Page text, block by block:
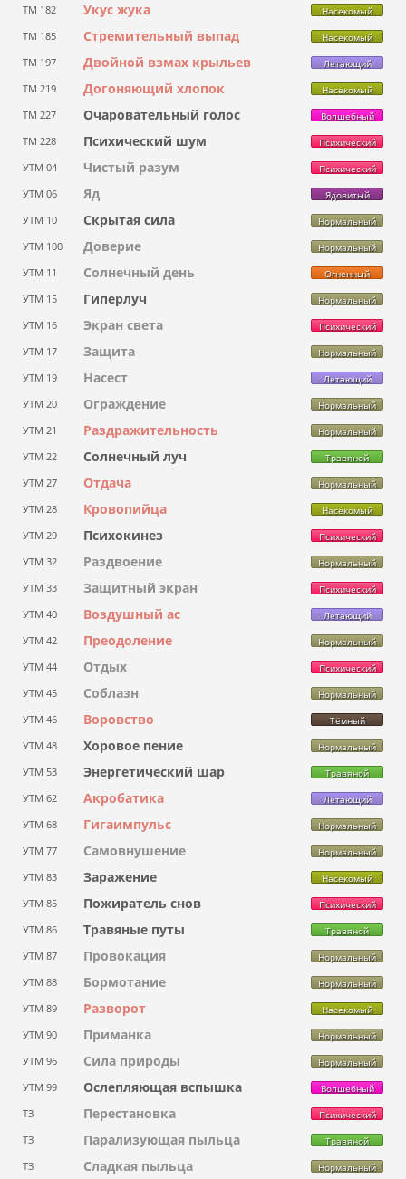
ТМ 182 Укус жука Насекомый
ТМ 185 Стремительный выпад Насекомый
ТМ 197 Двойной взмах крыльев Летающий
ТМ 219 Догоняющий хлопок Насекомый
ТМ 227 Очаровательный голос Волшебный
ТМ 228 Психический шум Психический
УТМ 04 Чистый разум Психический
УТМ 06 Яд Ядовитый
УТМ 10 Скрытая сила Нормальный
УТМ 100 Доверие Нормальный
УТМ 11 Солнечный день Огненный
УТМ 15 Гиперлуч Нормальный
УТМ 16 Экран света Психический
УТМ 17 Защита Нормальный
УТМ 19 Насест Летающий
УТМ 20 Ограждение Нормальный
УТМ 21 Раздражительность Нормальный
УТМ 22 Солнечный луч Травяной
УТМ 27 Отдача Нормальный
УТМ 28 Кровопийца Насекомый
УТМ 29 Психокинез Психический
УТМ 32 Раздвоение Нормальный
УТМ 33 Защитный экран Психический
УТМ 40 Воздушный ас Летающий
УТМ 42 Преодоление Нормальный
УТМ 44 Отдых Психический
УТМ 45 Соблазн Нормальный
УТМ 46 Воровство Тёмный
УТМ 48 Хоровое пение Нормальный
УТМ 53 Энергетический шар Травяной
УТМ 62 Акробатика Летающий
УТМ 68 Гигаимпульс Нормальный
УТМ 77 Самовнушение Нормальный
УТМ 83 Заражение Насекомый
УТМ 85 Пожиратель снов Психический
УТМ 86 Травяные путы Травяной
УТМ 87 Провокация Нормальный
УТМ 88 Бормотание Нормальный
УТМ 89 Разворот Насекомый
УТМ 90 Приманка Нормальный
УТМ 96 Сила природы Нормальный
УТМ 99 Ослепляющая вспышка Волшебный
ТЗ Перестановка Психический
ТЗ Парализующая пыльца Травяной
ТЗ Сладкая пыльца Нормальный